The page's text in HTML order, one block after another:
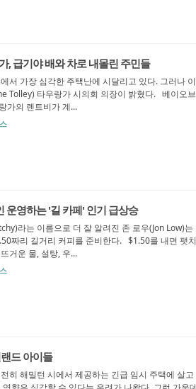
, 급기야 배와 차로 내몰린 주민들
서 가장 심각한 주택난에 시달리고 있다. 그러나
Tolley) 타우랑가 시의회 의장이 밝혔다. 베이오
가의 렌트비가 계...
운영하는 '길 카페' 인기 급상승
라는 이름으로 더 잘 알려진 존 로우(Jon Low)는
짜리 길거리 커피를 준비한다. $1.50를 내면 팻
거운 물, 설탕, 우...
드 아이들
해밀턴 시에서 제공하는 긴급 임시 주택에 살고